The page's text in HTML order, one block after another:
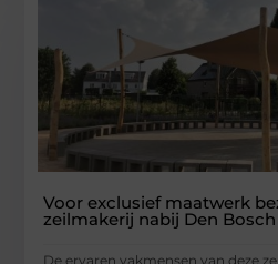
Voor exclusief maatwerk
zeilmakerij nabij Den Bosch
De ervaren vakmensen van deze